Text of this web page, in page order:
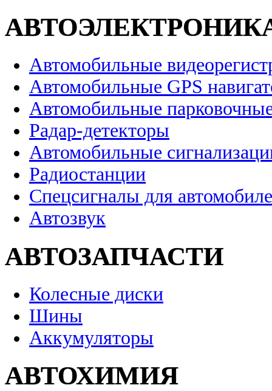
Автомобильные
Автомобильные GPS
Автомобильные
Радар-детекторы
Автомобильные
Радиостанции
Спецсигналы для
Автозвук
АВТОЗАПЧАСТИ
Колесные диски
Шины
Аккумуляторы
АВТОХИМИЯ